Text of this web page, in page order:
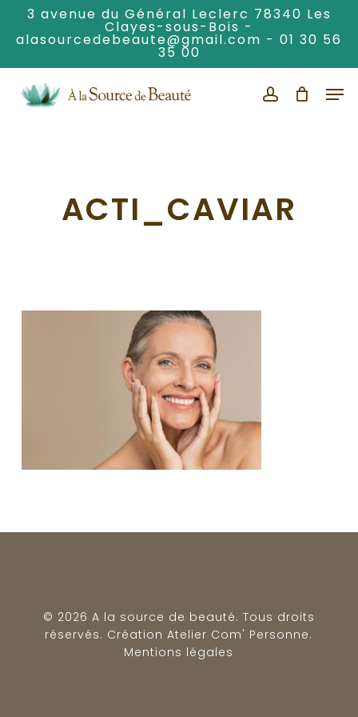
Skip
main
content
3 avenue du Général Leclerc 78340 Les
Clayes-sous-Bois -
alasourcedebeaute@gmail.com - 01 30 56
35 00
account
ACTI_CAVIAR
© 2026 A la source de beauté. Tous droits
réservés. CréationAtelier Com' Personne.
Mentions légales
Menu